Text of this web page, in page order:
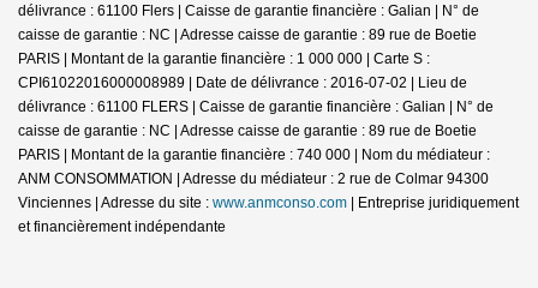
délivrance : 61100 Flers | Caisse de garantie financière : Galian | N° de
caisse de garantie : NC | Adresse caisse de garantie : 89 rue de Boetie
PARIS | Montant de la garantie financière : 1 000 000 | Carte S :
CPI61022016000008989 | Date de délivrance : 2016-07-02 | Lieu de
délivrance : 61100 FLERS | Caisse de garantie financière : Galian | N° de
caisse de garantie : NC | Adresse caisse de garantie : 89 rue de Boetie
PARIS | Montant de la garantie financière : 740 000 | Nom du médiateur :
ANM CONSOMMATION | Adresse du médiateur : 2 rue de Colmar 94300
Vinciennes | Adresse du site : www.anmconso.com | Entreprise juridiquement
et financièrement indépendante